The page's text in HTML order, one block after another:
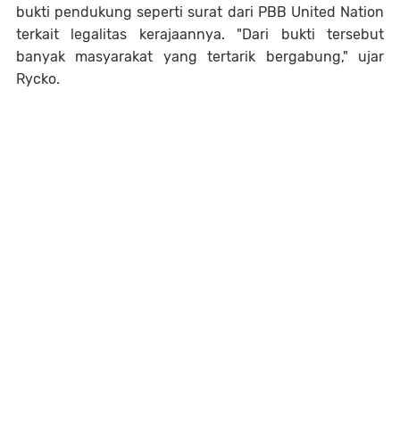
bukti pendukung seperti surat dari PBB United Nation
terkait legalitas kerajaannya. "Dari bukti tersebut
banyak masyarakat yang tertarik bergabung," ujar
Rycko.